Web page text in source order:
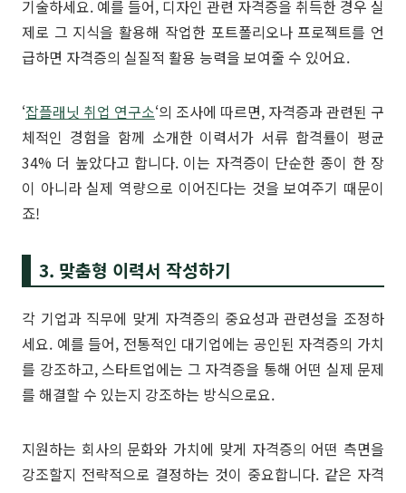
기술하세요. 예를 들어, 디자인 관련 자격증을 취득한 경우 실
제로 그 지식을 활용해 작업한 포트폴리오나 프로젝트를 언
급하면 자격증의 실질적 활용 능력을 보여줄 수 있어요.
‘잡플래닛 취업 연구소‘의 조사에 따르면, 자격증과 관련된 구
체적인 경험을 함께 소개한 이력서가 서류 합격률이 평균
34% 더 높았다고 합니다. 이는 자격증이 단순한 종이 한 장
이 아니라 실제 역량으로 이어진다는 것을 보여주기 때문이
죠!
3. 맞춤형 이력서 작성하기
각 기업과 직무에 맞게 자격증의 중요성과 관련성을 조정하
세요. 예를 들어, 전통적인 대기업에는 공인된 자격증의 가치
를 강조하고, 스타트업에는 그 자격증을 통해 어떤 실제 문제
를 해결할 수 있는지 강조하는 방식으로요.
지원하는 회사의 문화와 가치에 맞게 자격증의 어떤 측면을
강조할지 전략적으로 결정하는 것이 중요합니다. 같은 자격